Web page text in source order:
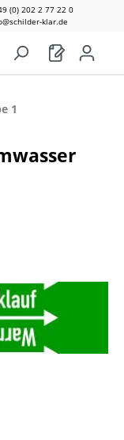
(0) 202 2 77 22 0
klar.de
1